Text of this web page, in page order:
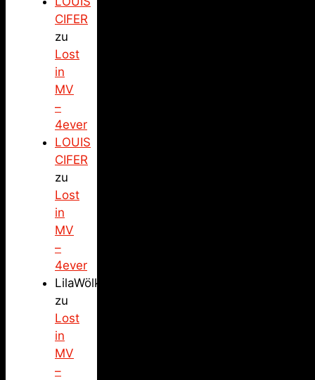
CIFER
zu
Lost
in
MV
–
4ever
LOUIS
CIFER
zu
Lost
in
MV
–
4ever
LilaWölkchen
zu
Lost
in
MV
–